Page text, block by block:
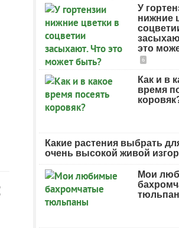
У
нижние
это
6
Как и в
время
Какие растения выбрать
очень высокой живой
Мои